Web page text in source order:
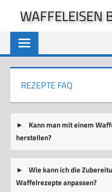
springen
WAFFELEISEN
REZEPTE FAQ
Kann man mit einem
herstellen?
Wie kann ich die
Waffelrezepte anpassen?